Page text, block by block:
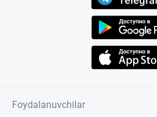
Foydalanuvchilar